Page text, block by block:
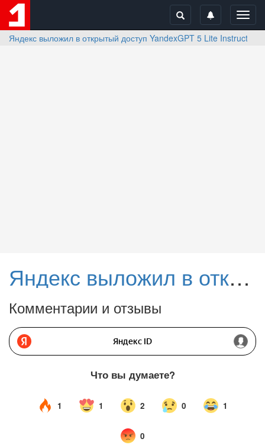
Яндекс выложил в открытый доступ YandexGPT 5 Lite Instruct
Яндекс выложил в открытый доступ YandexGPT 5 Lite Instruct — компактную, но мощную ИИ-модель
Комментарии и отзывы